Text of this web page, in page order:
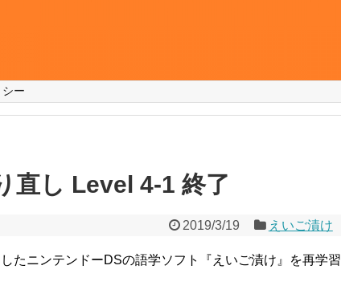
ー
直し Level 4-1 終了
2019/3/19 えいご漬け
たニンテンドーDSの語学ソフト『えいご漬け』を再学習